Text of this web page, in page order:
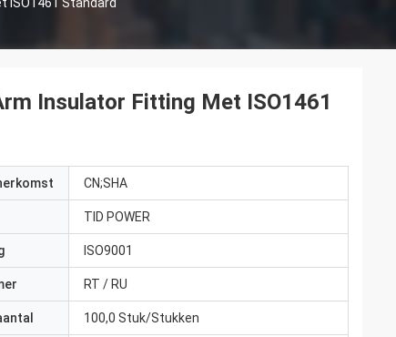
Insulator Fitting Met ISO1461
CN;SHA
TID POWER
ISO9001
RT / RU
100,0 Stuk/Stukken